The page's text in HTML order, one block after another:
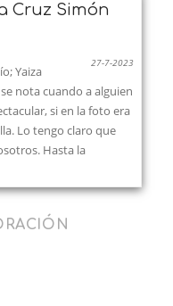
Cruz Simón
27-7-2023
Yaiza
nota cuando a alguien
si en la foto era
Lo tengo claro que
Hasta la